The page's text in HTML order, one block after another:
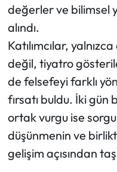
değerler ve bilimsel
alındı.
Katılımcılar,
değil, tiyatro
de felsefeyi farklı
fırsatı buldu. İki
ortak vurgu ise
düşünmenin ve
gelişim açısından